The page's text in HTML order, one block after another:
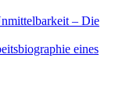
– Die
eines